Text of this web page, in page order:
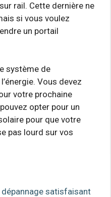
rail. Cette dernière ne
si vous voulez
un portail
système de
Vous devez
votre prochaine
opter pour un
pour que votre
pas lourd sur vos
satisfaisant